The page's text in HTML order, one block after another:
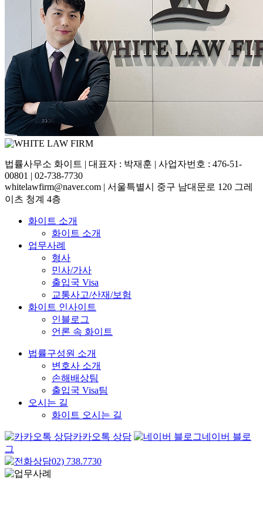
법률사무소 화이트 | 대표자 : 박재훈 | 사업자번호 : 476-51-
00801 | 02-738-7730
whitelawfirm@naver.com | 서울특별시 중구 남대문로 120 그레
이츠 청계 4층
화이트 소개
화이트 소개
업무사례
형사
민사/가사
출입국 Visa
교통사고/산재/보험
화이트 인사이트
인블로그
언론 속 화이트
법률구성원 소개
변호사 소개
손해배상팀
출입국 Visa팀
오시는 길
화이트 오시는 길
카카오톡 상담
네이버 블로
그
02) 738.7730